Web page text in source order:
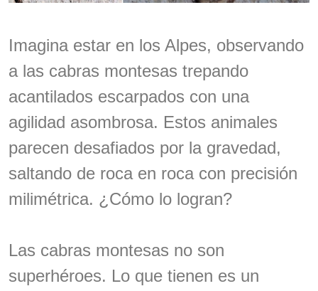
Imagina estar en los Alpes, observando
a las cabras montesas trepando
acantilados escarpados con una
agilidad asombrosa. Estos animales
parecen desafiados por la gravedad,
saltando de roca en roca con precisión
milimétrica. ¿Cómo lo logran?
Las cabras montesas no son
superhéroes. Lo que tienen es un